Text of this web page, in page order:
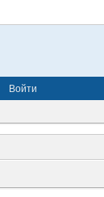
Войти